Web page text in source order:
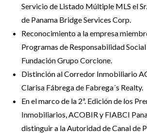
Servicio de Listado Múltiple MLS el
de Panama Bridge Services Corp.
Reconocimiento a la empresa
Programas de Responsabilidad
Fundación Grupo Corcione.
Distinción al Corredor Inmobiliario
Clarisa Fábrega de Fabrega´s Realty.
En el marco de la 2ª. Edición de los
Inmobiliarios, ACOBIR y FIABCI
distinguir a la Autoridad de Canal de